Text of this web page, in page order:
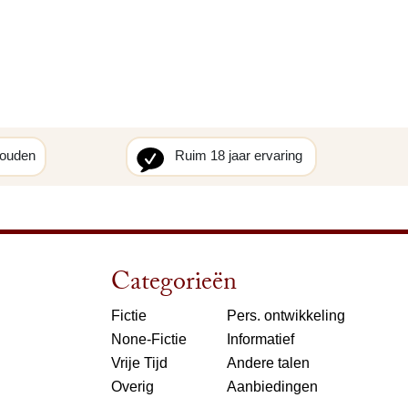
Ruim 18 jaar ervaring
Categorieën
Fictie
None-Fictie
Vrije Tijd
Overig
Pers. ontwikkeling
Informatief
Andere talen
Aanbiedingen